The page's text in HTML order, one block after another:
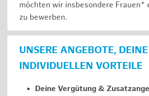
möchten wir insbesondere Frauen*
zu bewerben.
UNSERE ANGEBOTE, DEINE
INDIVIDUELLEN VORTEILE
Deine Vergütung &